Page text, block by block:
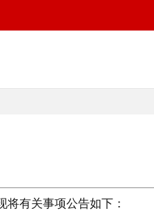
有关事项公告如下：